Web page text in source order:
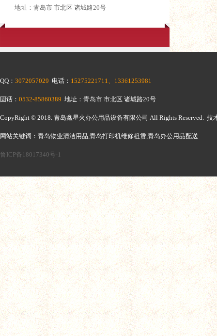
地址：青岛市 市北区 诸城路20号
QQ： 3072057029 电话： 15275221711、13361253981
固话： 0532-85860389 地址：青岛市 市北区 诸城路20号
CopyRight © 2018. 青岛鑫星火办公用品设备有限公司 All Rights Reserved. 技
网站关键词：青岛物业清洁用品,青岛打印机维修租赁,青岛办公用品配送
鲁ICP备18017340号-1